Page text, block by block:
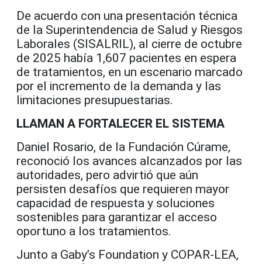
De acuerdo con una presentación técnica
de la Superintendencia de Salud y Riesgos
Laborales (SISALRIL), al cierre de octubre
de 2025 había 1,607 pacientes en espera
de tratamientos, en un escenario marcado
por el incremento de la demanda y las
limitaciones presupuestarias.
LLAMAN A FORTALECER EL SISTEMA
Daniel Rosario, de la Fundación Cúrame,
reconoció los avances alcanzados por las
autoridades, pero advirtió que aún
persisten desafíos que requieren mayor
capacidad de respuesta y soluciones
sostenibles para garantizar el acceso
oportuno a los tratamientos.
Junto a Gaby’s Foundation y COPAR-LEA,